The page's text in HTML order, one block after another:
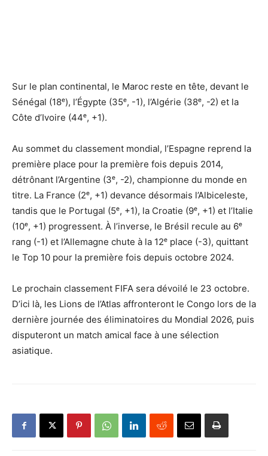
Sur le plan continental, le Maroc reste en tête, devant le
Sénégal (18ᵉ), l’Égypte (35ᵉ, -1), l’Algérie (38ᵉ, -2) et la
Côte d’Ivoire (44ᵉ, +1).
Au sommet du classement mondial, l’Espagne reprend la
première place pour la première fois depuis 2014,
détrônant l’Argentine (3ᵉ, -2), championne du monde en
titre. La France (2ᵉ, +1) devance désormais l’Albiceleste,
tandis que le Portugal (5ᵉ, +1), la Croatie (9ᵉ, +1) et l’Italie
(10ᵉ, +1) progressent. À l’inverse, le Brésil recule au 6ᵉ
rang (-1) et l’Allemagne chute à la 12ᵉ place (-3), quittant
le Top 10 pour la première fois depuis octobre 2024.
Le prochain classement FIFA sera dévoilé le 23 octobre.
D’ici là, les Lions de l’Atlas affronteront le Congo lors de la
dernière journée des éliminatoires du Mondial 2026, puis
disputeront un match amical face à une sélection
asiatique.